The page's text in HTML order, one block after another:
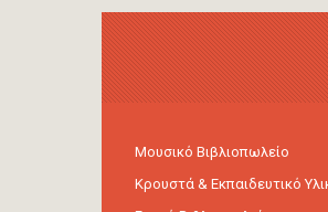
Μουσικό Βιβλιοπωλείο
Κρουστά & Εκπαιδευτικό